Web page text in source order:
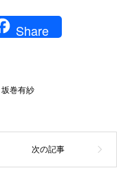
Share
坂巻有紗